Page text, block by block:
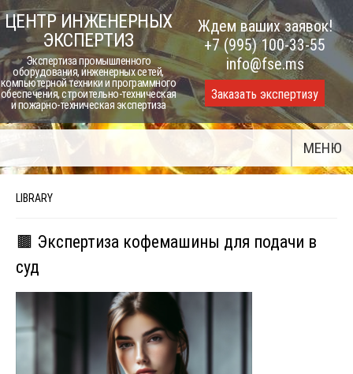
Skip
to
content
ЦЕНТР ИНЖЕНЕРНЫХ
ЭКСПЕРТИЗ
Экспертиза промышленного
оборудования, инженерных сетей,
компьютерной техники и программного
обеспечения, строительно-техническая
и пожарно-техническая экспертиза
Ждем ваших заявок!
+7 (995) 100-33-55
info@fse.ms
Заказать экспертизу
МЕНЮ
LIBRARY
🟫 Экспертиза кофемашины для подачи в
суд